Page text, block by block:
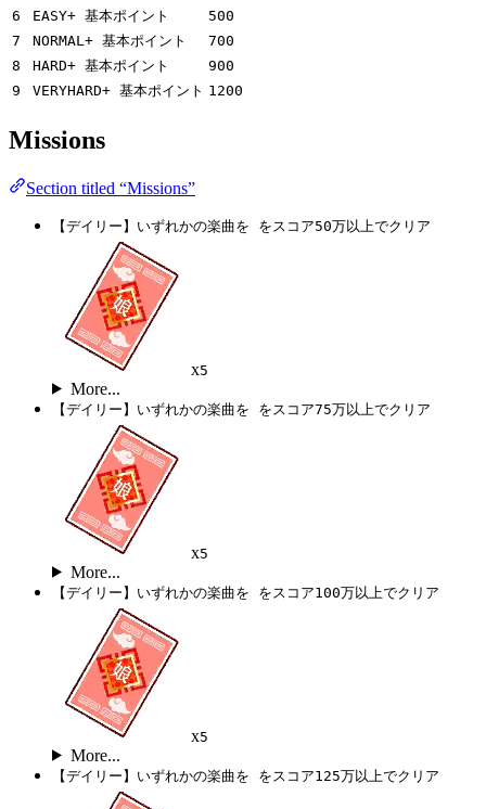
6
EASY+ 基本ポイント
500
7
NORMAL+ 基本ポイント
700
8
HARD+ 基本ポイント
900
9
VERYHARD+ 基本ポイント 1200
Missions
Section titled “Missions”
【デイリー】いずれかの楽曲を をスコア50万以上でクリア
x5
More...
【デイリー】いずれかの楽曲を をスコア75万以上でクリア
x5
More...
【デイリー】いずれかの楽曲を をスコア100万以上でクリア
x5
More...
【デイリー】いずれかの楽曲を をスコア125万以上でクリア